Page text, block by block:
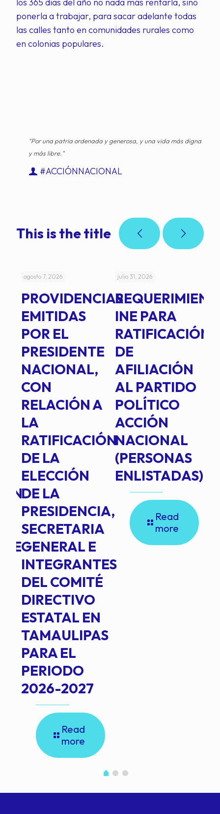
ponerla a trabajar, para sacar adelante todas
las calles tanto en comunidades rurales como
en colonias populares.
"Por una patria ordenada y generosa, y una vida más digna
y más libre."
#ACCIÓNNACIONAL
This is the title
agosto 7, 2026
PROVIDENCIAS
EMITIDAS
POR EL
PRESIDENTE
NACIONAL,
CON
RELACIÓN A
LA
RATIFICACIÓN
DE LA
ELECCIÓN
DE LA
PRESIDENCIA,
SECRETARIA
GENERAL E
INTEGRANTES
DEL COMITÉ
DIRECTIVO
ESTATAL EN
TAMAULIPAS
PARA EL
PERIODO
2026-2027
Read
more
julio 31, 2026
INE PARA
RATIFICACIÓN
DE
AFILIACIÓN
AL PARTIDO
POLÍTICO
ACCIÓN
NACIONAL
(PERSONAS
ENLISTADAS)
Read
more